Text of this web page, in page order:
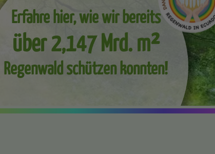
Erfahre hier, wie wir bereits
über 2,147 Mrd. m²
Regenwald schützen konnten!